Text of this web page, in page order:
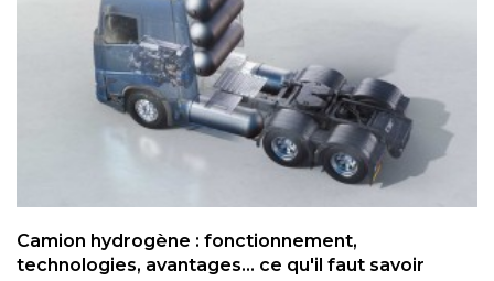
Camion hydrogène : fonctionnement,
technologies, avantages... ce qu'il faut savoir